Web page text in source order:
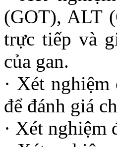
(GOT), ALT
trực tiếp và
của gan.
· Xét
để đánh giá
· Xét nghiệm